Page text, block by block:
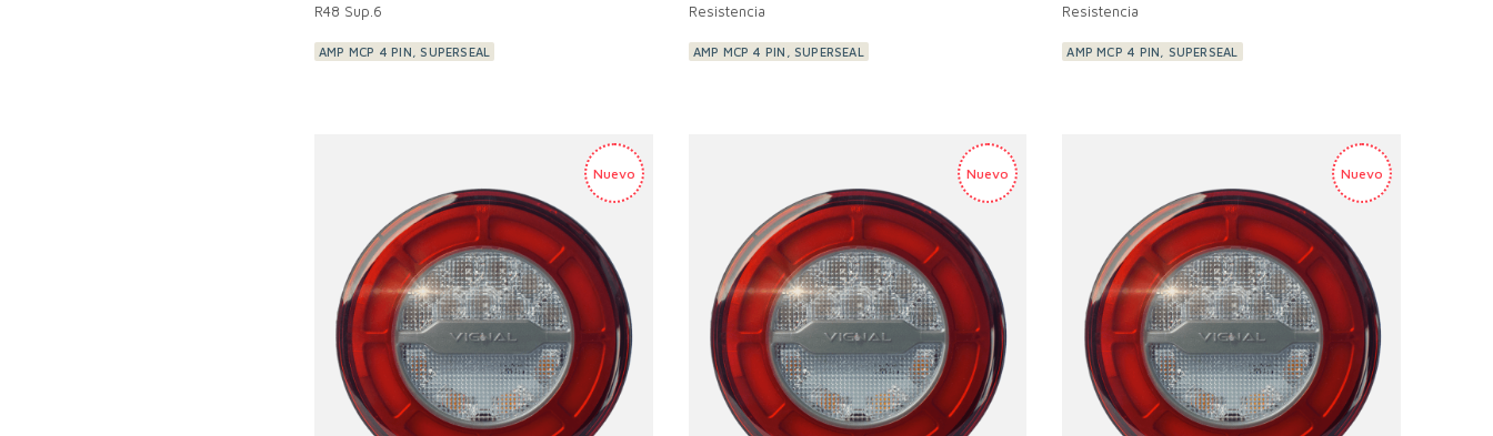
R48 Sup.6
AMP MCP 4 PIN, SUPERSEAL
Resistencia
AMP MCP 4 PIN, SUPERSEAL
Resistencia
AMP MCP 4 PIN, SUPERSEAL